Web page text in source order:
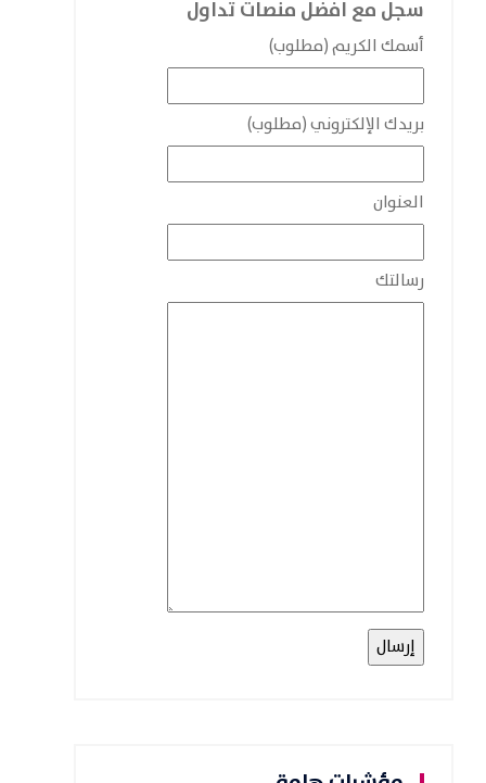
سجل مع افضل منصات تداول
أسمك الكريم (مطلوب)
بريدك الإلكتروني (مطلوب)
العنوان
رسالتك